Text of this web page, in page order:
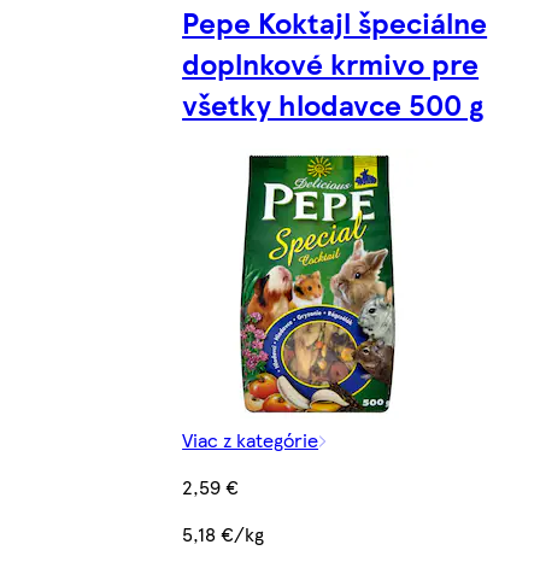
Pepe Koktajl špeciálne
doplnkové krmivo pre
všetky hlodavce 500 g
Viac z kategórie
2,59 €
5,18 €/kg